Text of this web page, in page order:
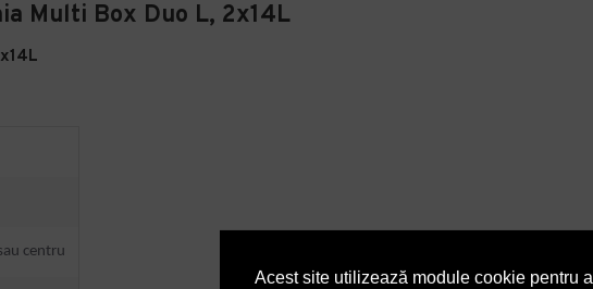
Acest site utilizează module cookie pentru a
Multi Box Duo L, 2x14L
centru